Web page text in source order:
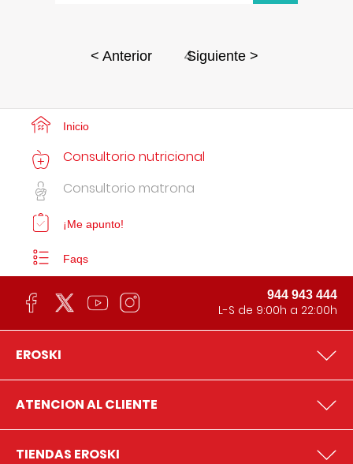
< Anterior 4
Siguiente >
Inicio
Consultorio nutricional
Consultorio matrona
¡Me apunto!
Faqs
944 943 444
L-S de 9:00h a 22:00h
EROSKI
ATENCION AL CLIENTE
TIENDAS EROSKI